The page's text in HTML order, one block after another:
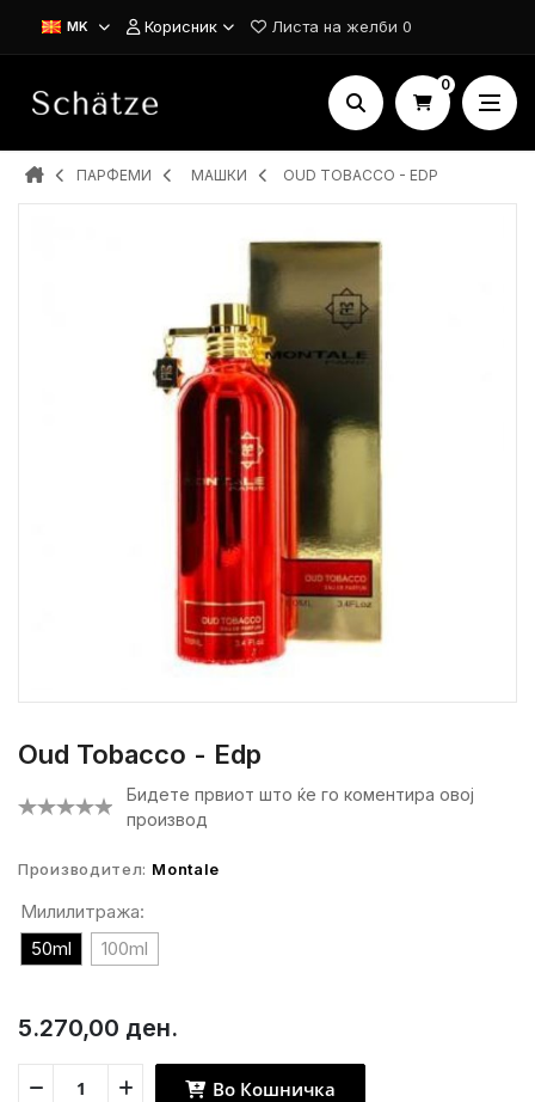
MK Корисник Листа на желби 0
0
ПАРФЕМИ MAШКИ OUD TOBACCO - EDP
Oud Tobacco - Edp
Бидете првиот што ќе го коментира овој
производ
Производител: Montale
Милилитража:
50ml
100ml
5.270,00 ден.
Во Кошничка